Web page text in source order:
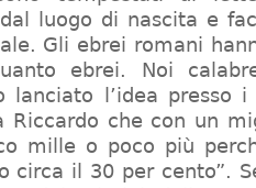
luogo di nascita e
Gli ebrei romani
ebrei. Noi
lanciato l’idea presso
Riccardo che con un
mille o poco più
circa il 30 per cento”.